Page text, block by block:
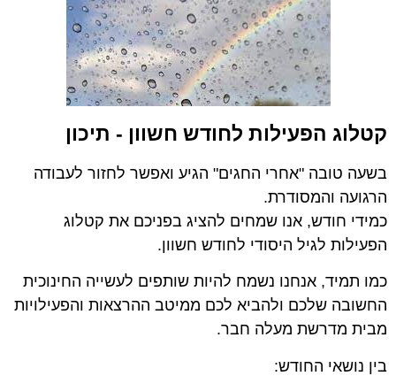
קטלוג הפעילות לחודש חשוון - תיכון
בשעה טובה "אחרי החגים" הגיע ואפשר לחזור לעבודה
הרגועה והמסודרת.
כמידי חודש, אנו שמחים להציג בפניכם את קטלוג
הפעילות לגיל היסודי לחודש חשוון.
כמו תמיד, אנחנו נשמח להיות שותפים לעשייה החינוכית
החשובה שלכם ולהביא לכם ממיטב ההרצאות והפעילויות
מבית מדרשת מעלה חבר.
בין נושאי החודש: